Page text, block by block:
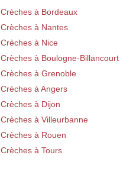
Crèches à Bordeaux
Crèches à Nantes
Crèches à Nice
Crèches à Boulogne-Billancourt
Crèches à Grenoble
Crèches à Angers
Crèches à Dijon
Crèches à Villeurbanne
Crèches à Rouen
Crèches à Tours